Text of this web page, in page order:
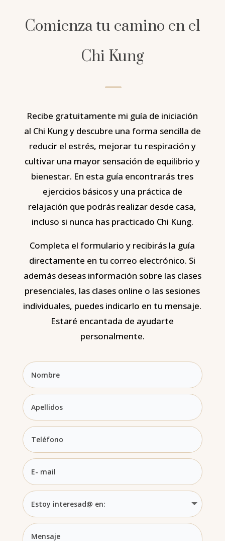
Comienza tu camino en el
Chi Kung
K
Recibe gratuitamente mi guía de iniciación
al Chi Kung y descubre una forma sencilla de
reducir el estrés, mejorar tu respiración y
cultivar una mayor sensación de equilibrio y
bienestar. En esta guía encontrarás tres
ejercicios básicos y una práctica de
relajación que podrás realizar desde casa,
incluso si nunca has practicado Chi Kung.
Completa el formulario y recibirás la guía
directamente en tu correo electrónico. Si
además deseas información sobre las clases
presenciales, las clases online o las sesiones
individuales, puedes indicarlo en tu mensaje.
Estaré encantada de ayudarte
personalmente.